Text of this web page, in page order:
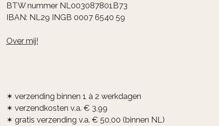
BTW nummer NL003087801B73
IBAN: NL29 INGB 0007 6540 59
Over mij!
✶ verzending binnen 1 à 2 werkdagen
✶ verzendkosten v.a. € 3,99
✶ gratis verzending v.a. € 50,00 (binnen NL)